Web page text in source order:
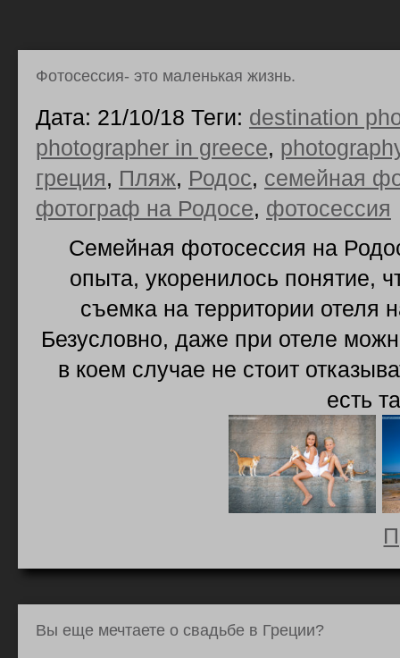
Фотосессия- это маленькая жизнь.
Дата: 21/10/18 Теги: destination
photographer in greece,
греция, Пляж, Родос, семейная
фотограф на Родосе, фотосессия
Семейная фотосессия на
опыта, укоренилось понятие,
съемка на территории отеля
Безусловно, даже при отеле
в коем случае не стоит
есть
Вы еще мечтаете о свадьбе в Греции?